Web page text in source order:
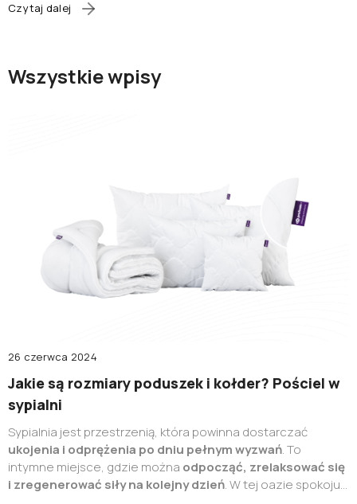
Czytaj dalej
Wszystkie wpisy
26 czerwca 2024
Jakie są rozmiary poduszek i kołder? Pościel w
sypialni
Sypialnia jest przestrzenią, która powinna dostarczać
ukojenia i odprężenia po dniu pełnym wyzwań. To
intymne miejsce, gdzie można odpocząć, zrelaksować się
i zregenerować siły na kolejny dzień. W tej oazie spokoju